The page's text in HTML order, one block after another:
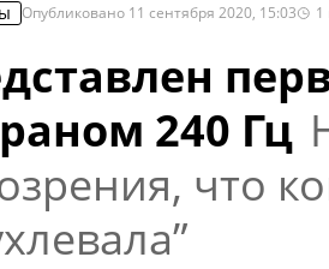
Опубликовано 11 сентября 2020, 15:03 1
240 Гц
что